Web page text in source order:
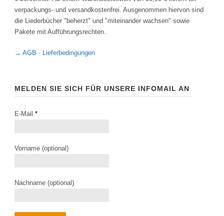
verpackungs- und versandkostenfrei. Ausgenommen hiervon sind
die Liederbücher "beherzt" und "miteinander wachsen" sowie
Pakete mit Aufführungsrechten.
→ AGB · Lieferbedingungen
MELDEN SIE SICH FÜR UNSERE INFOMAIL AN
E-Mail *
Vorname (optional)
Nachname (optional)